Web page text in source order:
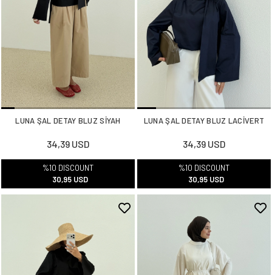
LUNA ŞAL DETAY BLUZ SİYAH
34,39 USD
%10 DISCOUNT
30,95 USD
LUNA ŞAL DETAY BLUZ LACİVERT
34,39 USD
%10 DISCOUNT
30,95 USD